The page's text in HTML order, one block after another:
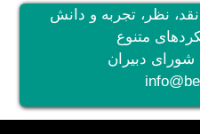
نظر، تجربه و دانش
متنوع
دبیران